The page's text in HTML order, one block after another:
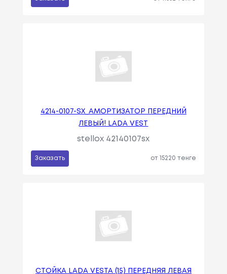
4214-0107-SX_АМОРТИЗАТОР ПЕРЕДНИЙ
ЛЕВЫЙ! LADA VEST
stellox 42140107sx
Заказать от 15220 тенге
СТОЙКА LADA VESTA (15) ПЕРЕДНЯЯ ЛЕВАЯ